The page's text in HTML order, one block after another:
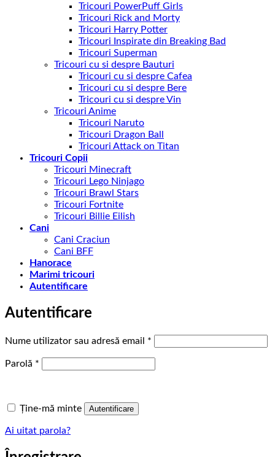
Tricouri PowerPuff Girls
Tricouri Rick and Morty
Tricouri Harry Potter
Tricouri Inspirate din Breaking Bad
Tricouri Superman
Tricouri cu si despre Bauturi
Tricouri cu si despre Cafea
Tricouri cu si despre Bere
Tricouri cu si despre Vin
Tricouri Anime
Tricouri Naruto
Tricouri Dragon Ball
Tricouri Attack on Titan
Tricouri Copii
Tricouri Minecraft
Tricouri Lego Ninjago
Tricouri Brawl Stars
Tricouri Fortnite
Tricouri Billie Eilish
Cani
Cani Craciun
Cani BFF
Hanorace
Marimi tricouri
Autentificare
Autentificare
Nume utilizator sau adresă email *
Parolă *
Ține-mă minte Autentificare
Ai uitat parola?